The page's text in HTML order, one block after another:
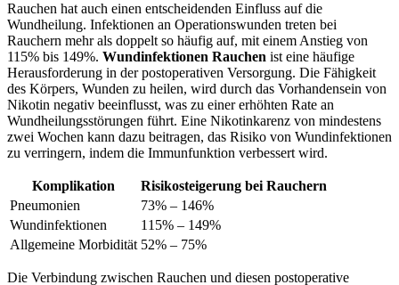
Rauchen hat auch einen entscheidenden Einfluss auf die
Wundheilung. Infektionen an Operationswunden treten bei
Rauchern mehr als doppelt so häufig auf, mit einem Anstieg von
115% bis 149%. Wundinfektionen Rauchen ist eine häufige
Herausforderung in der postoperativen Versorgung. Die Fähigkeit
des Körpers, Wunden zu heilen, wird durch das Vorhandensein von
Nikotin negativ beeinflusst, was zu einer erhöhten Rate an
Wundheilungsstörungen führt. Eine Nikotinkarenz von mindestens
zwei Wochen kann dazu beitragen, das Risiko von Wundinfektionen
zu verringern, indem die Immunfunktion verbessert wird.
Komplikation
Risikosteigerung bei Rauchern
Pneumonien
73% – 146%
Wundinfektionen
115% – 149%
Allgemeine Morbidität 52% – 75%
Die Verbindung zwischen Rauchen und diesen postoperative